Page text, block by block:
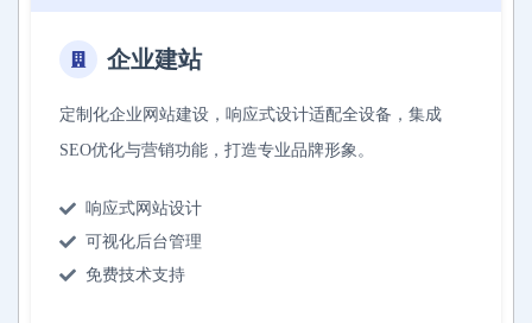
企业建站
定制化企业网站建设，响应式设计适配全设备，集成
SEO优化与营销功能，打造专业品牌形象。
响应式网站设计
可视化后台管理
免费技术支持